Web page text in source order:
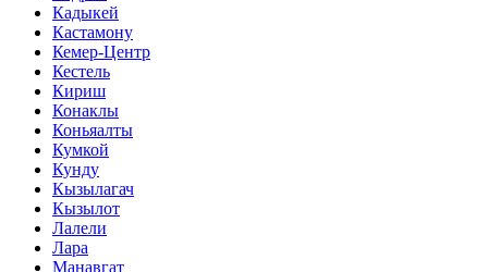
Кадыкей
Кастамону
Кемер-Центр
Кестель
Кириш
Конаклы
Коньяалты
Кумкой
Кунду
Кызылагач
Кызылот
Лалели
Лара
Манавгат